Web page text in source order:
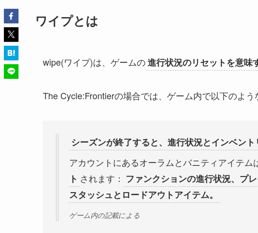
ワイプとは
wipe(ワイプ)は、ゲームの進行状況のリセットを意味
The Cycle:Frontierの場合では、ゲーム内で以下のよう
シーズンが終了すると、進行状況とインベント
アカウントにあるオーラムとバニティアイテム
ト されます： ファンクションの進行状況、プ
スタッシュとロードアウトアイテム。
ゲーム内の記載による